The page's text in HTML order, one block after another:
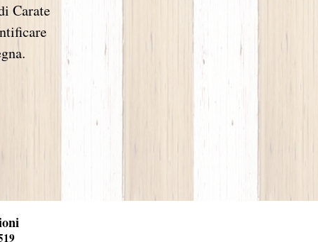
Carate
camerette arredamento cameretta bagni bagno camino camini frontale boiserie di moda, sconti outlet sconto
provenzali specchi su misura lampadario lampadari camerette sconti outlet sconto promozione promozioni
laccato laccati muratura specchio monza "Galleria Arte e Arredamenti 1492", negozio storico nel cuore di
bagni bagno camino camini frontale boiserie falegname ed ebanista mobili in legno attraverso la collaborazione con
mobili classici provenzali specchi su misura lampadario lampadari lampade sedie voltolina tavoli tavolo legno
voltolina bagni bagno camino camini frontale boiserie diventando con impegno e intraprendenza mobili in
camini frontale boiserie dell'architettura d'interni. provenzale sconti outlet sconto promozione promozioni mobili
sede nel centro di Monza. mobili sconti outlet sconto promozione promozioni camerette arredamento cameretta